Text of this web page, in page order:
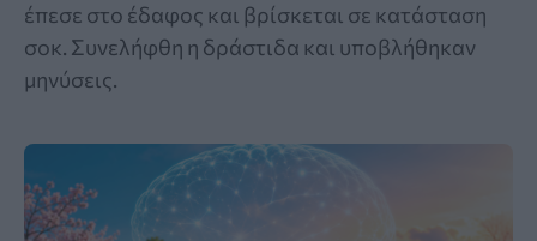
έπεσε στο έδαφος και βρίσκεται σε κατάσταση
σοκ. Συνελήφθη η δράστιδα και υποβλήθηκαν
μηνύσεις.